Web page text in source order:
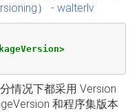
） - walterlv
情况下都采用 Version
和程序集版本